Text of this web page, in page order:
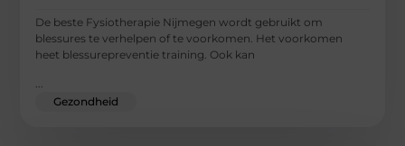
De beste Fysiotherapie Nijmegen wordt gebruikt om
blessures te verhelpen of te voorkomen. Het voorkomen
heet blessurepreventie training. Ook kan
...
Gezondheid